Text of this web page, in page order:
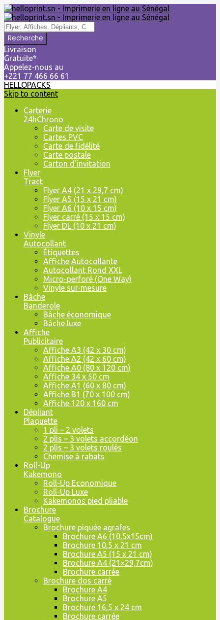
Livraison
Gratuite*
Appelez-nous au
+221 77 466 66 61
HELLOPACKS
Skip to content
Carterie
24hChrono
Carte de visite
Cartes PVC
Carte de fidélité
Carte postale
Carton d’invitation
Flyer
Tract
Flyer A4 (21 x 29,7 cm)
Flyer A5 (15 x 21 cm)
Flyer A6 (10 x 15 cm)
Flyer carré (15 x 15 cm)
Flyer DL (10 x 21 cm)
Vinyle
Autocollant
Étiquettes
Affiche Autocollante
Autocollant Rond XXL
Micro-perforé (One Way)
Vinyle sur-mesure
Bâche
Banderole
Bâche économique
Bâche luxe
Affiche
Publicitaire
Affiche A3 (42 x 30 cm)
Affiche A2 (42 x 60 cm)
Affiche A0 (80 x 120 cm)
Affiche 34 x 50 cm
Affiche A1 (60 x 80 cm)
Affiche B1 (70 x 100 cm)
Affiche 120 x 160 cm
Dépliant
Plaquette
1 pli – 2 volets
2 plis – 3 volets accordéon
2 plis – 3 volets roulés
Chemise à rabats
Roll-Up
Kakemono
Roll-Up Economique
Roll-Up Luxe
Kakemonos pied pliable
Brochure
Catalogue
Brochure piquée agrafes
Brochure A6 (10,5x15cm)
Brochure 10,5 x 21 cm
Brochure A5 (15 x 21 cm)
Brochure A4 (21×29,7cm)
Brochure carrée
Brochure dos carré
Brochure A4
Brochure A5
Brochure 16,5 x 24 cm
Brochure carrée